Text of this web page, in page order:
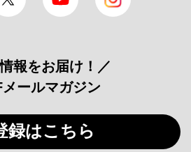
報をお届け！／
ールマガジン
録はこちら